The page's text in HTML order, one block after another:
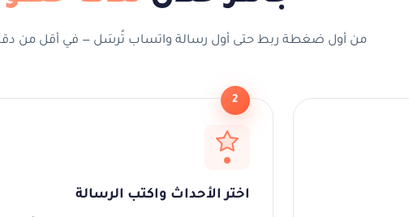
من أول ضغطة ربط حتى أول رسالة واتساب تُرسَل — في أقل من
2
اختر الأحداث واكتب الرسالة